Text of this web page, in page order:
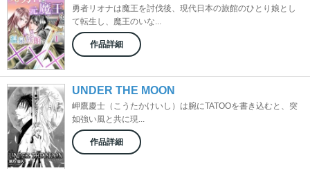
勇者リオナは魔王を討伐後、現代日本の旅館のひとり娘とし
て転生し、魔王のいな...
作品詳細
UNDER THE MOON
岬鷹慶士（こうたかけいし）は腕にTATOOを書き込むと、突
如強い風と共に現...
作品詳細